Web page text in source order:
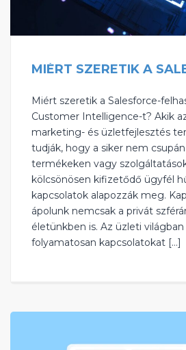
Miért szeretik a Salesforce-
Customer Intelligence-t? Akik
marketing- és üzletfejlesztés
tudják, hogy a siker nem
termékeken vagy
kölcsönösen kifizetődő ügyfél
kapcsolatok alapozzák meg.
ápolunk nemcsak a privát
életünkben is. Az üzleti
folyamatosan kapcsolatokat […]